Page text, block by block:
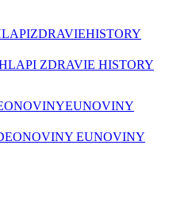
ZDRAVIEHISTORY
ZDRAVIE HISTORY
EUNOVINY
EUNOVINY